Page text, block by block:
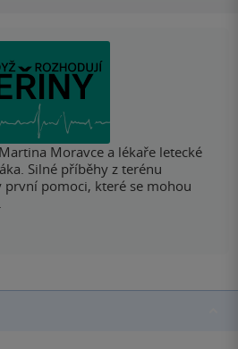
Moravce a lékaře letecké
Silné příběhy z terénu
pomoci, které se mohou